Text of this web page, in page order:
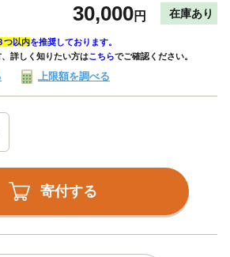
30,000円 在庫あり
つ以内を推奨しております。
詳しく知りたい方はこちらでご確認ください。
上限額を調べる
寄付する